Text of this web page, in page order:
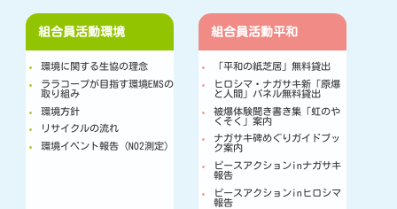
組合員活動環境
環境に関する生協の理念
ララコープが目指す環境EMSの
取り組み
環境方針
リサイクルの流れ
環境イベント報告（NO2測定）
組合員活動平和
「平和の紙芝居」無料貸出
ヒロシマ・ナガサキ新「原爆
と人間」パネル無料貸出
被爆体験聞き書き集「虹のや
くそく」案内
ナガサキ碑めぐりガイドブッ
ク案内
ピースアクションinナガサキ
報告
ピースアクションinヒロシマ
報告